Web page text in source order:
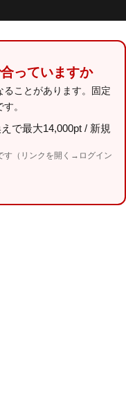
っていますか
ことがあります。固定
。
で最大14,000pt / 新規
す（リンクを開く→ログイン